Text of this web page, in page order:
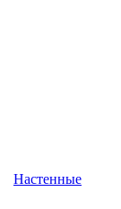
Настенные